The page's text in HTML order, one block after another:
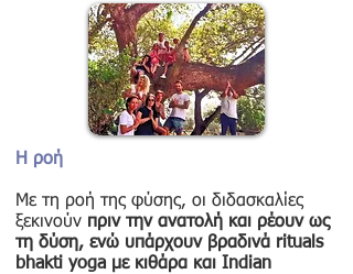
Η ροή
Με τη ροή της φύσης, οι διδασκαλίες
ξεκινούν πριν την ανατολή και ρέουν ως
τη δύση, ενώ υπάρχουν βραδινά rituals
bhakti yoga με κιθάρα και Indian